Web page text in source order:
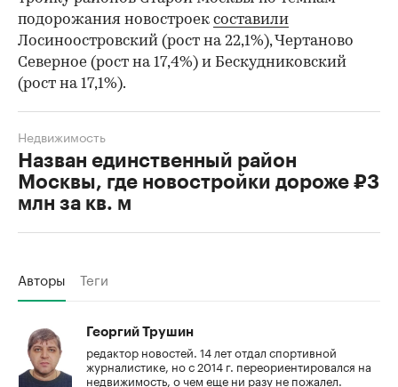
подорожания новостроек составили
Лосиноостровский (рост на 22,1%), Чертаново
Северное (рост на 17,4%) и Бескудниковский
(рост на 17,1%).
Назван единственный район
Москвы, где новостройки дороже ₽3
млн за кв. м
Недвижимость
Авторы Теги
Георгий Трушин
редактор новостей. 14 лет отдал спортивной
журналистике, но с 2014 г. переориентировался на
недвижимость, о чем еще ни разу не пожалел.